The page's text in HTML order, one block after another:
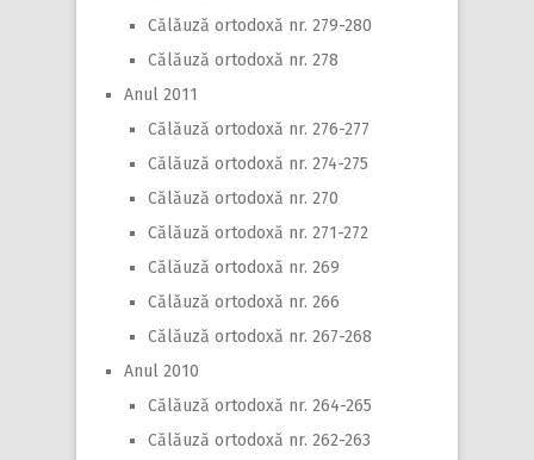
Călăuză ortodoxă nr. 279-280
Călăuză ortodoxă nr. 278
Anul 2011
Călăuză ortodoxă nr. 276-277
Călăuză ortodoxă nr. 274-275
Călăuză ortodoxă nr. 270
Călăuză ortodoxă nr. 271-272
Călăuză ortodoxă nr. 269
Călăuză ortodoxă nr. 266
Călăuză ortodoxă nr. 267-268
Anul 2010
Călăuză ortodoxă nr. 264-265
Călăuză ortodoxă nr. 262-263